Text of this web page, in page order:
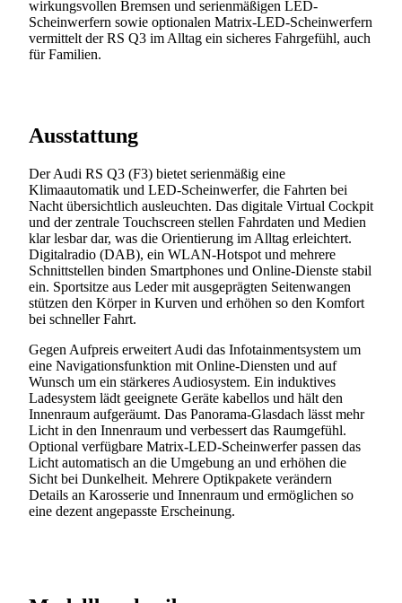
wirkungsvollen Bremsen und serienmäßigen LED-
Scheinwerfern sowie optionalen Matrix-LED-Scheinwerfern
vermittelt der RS Q3 im Alltag ein sicheres Fahrgefühl, auch
für Familien.
Ausstattung
Der Audi RS Q3 (F3) bietet serienmäßig eine
Klimaautomatik und LED-Scheinwerfer, die Fahrten bei
Nacht übersichtlich ausleuchten. Das digitale Virtual Cockpit
und der zentrale Touchscreen stellen Fahrdaten und Medien
klar lesbar dar, was die Orientierung im Alltag erleichtert.
Digitalradio (DAB), ein WLAN-Hotspot und mehrere
Schnittstellen binden Smartphones und Online-Dienste stabil
ein. Sportsitze aus Leder mit ausgeprägten Seitenwangen
stützen den Körper in Kurven und erhöhen so den Komfort
bei schneller Fahrt.
Gegen Aufpreis erweitert Audi das Infotainmentsystem um
eine Navigationsfunktion mit Online-Diensten und auf
Wunsch um ein stärkeres Audiosystem. Ein induktives
Ladesystem lädt geeignete Geräte kabellos und hält den
Innenraum aufgeräumt. Das Panorama-Glasdach lässt mehr
Licht in den Innenraum und verbessert das Raumgefühl.
Optional verfügbare Matrix-LED-Scheinwerfer passen das
Licht automatisch an die Umgebung an und erhöhen die
Sicht bei Dunkelheit. Mehrere Optikpakete verändern
Details an Karosserie und Innenraum und ermöglichen so
eine dezent angepasste Erscheinung.